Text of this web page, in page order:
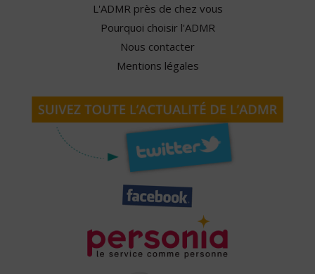
L'ADMR près de chez vous
Pourquoi choisir l'ADMR
Nous contacter
Mentions légales